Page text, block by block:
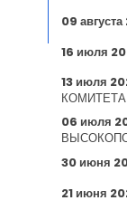
09
16 июля
13 июля
06 июля
30 июня
21 июня